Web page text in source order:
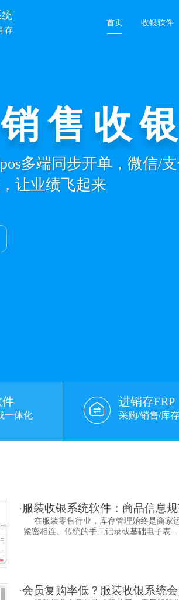
存
首页 收银软件
售收银
多端同步开单，微信/
让业绩飞起来
件
一体化
进销存ERP
采购/销售/库
·服装收银系统软件：商品信息
在服装零售行业，库存管理始终是商家
紧密相连。传统的手工记录或基础电子表...
·会员复购率低？服装收银系统